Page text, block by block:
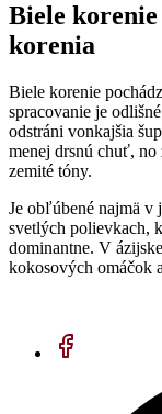
Biele
korenia
Biele korenie
spracovanie je
odstráni vonkajšia
menej drsnú chuť, no
zemité tóny.
Je obľúbené najmä v
svetlých polievkach,
dominantne. V
kokosových omáčok